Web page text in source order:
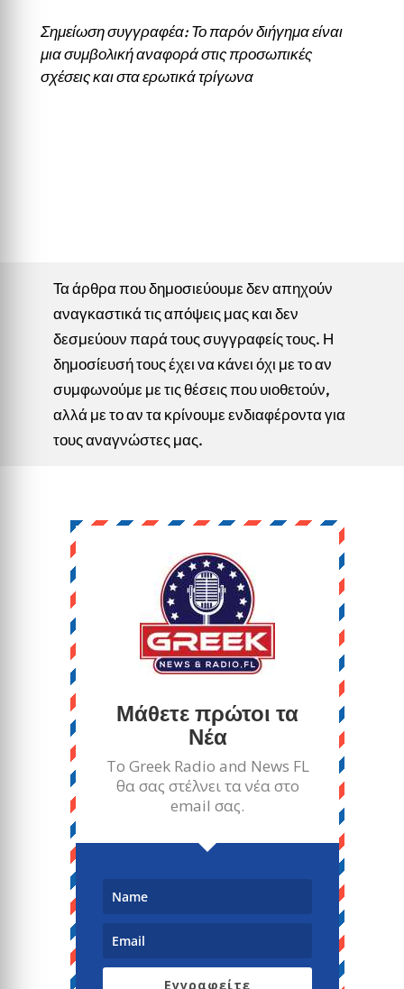
Σημείωση συγγραφέα: Το παρόν διήγημα είναι
μια συμβολική αναφορά στις προσωπικές
σχέσεις και στα ερωτικά τρίγωνα
Τα άρθρα που δημοσιεύουμε δεν απηχούν
αναγκαστικά τις απόψεις μας και δεν
δεσμεύουν παρά τους συγγραφείς τους. Η
δημοσίευσή τους έχει να κάνει όχι με το αν
συμφωνούμε με τις θέσεις που υιοθετούν,
αλλά με το αν τα κρίνουμε ενδιαφέροντα για
τους αναγνώστες μας.
Μάθετε πρώτοι τα
Νέα
Το Greek Radio and News FL
θα σας στέλνει τα νέα στο
email σας.
Εγγραφείτε